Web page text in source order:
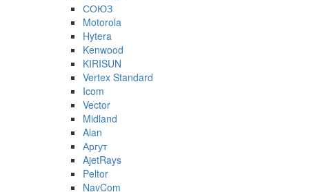
СОЮЗ
Motorola
Hytera
Kenwood
KIRISUN
Vertex Standard
Icom
Vector
Midland
Alan
Аргут
AjetRays
Peltor
NavCom